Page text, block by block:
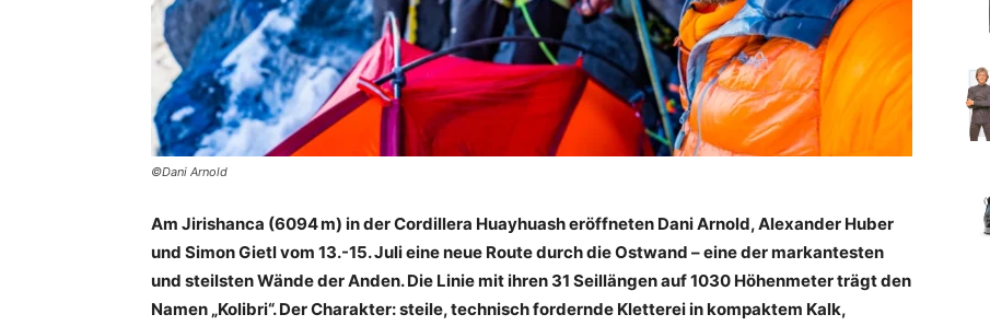
©Dani Arnold
Am Jirishanca (6094 m) in der Cordillera Huayhuash eröffneten Dani Arnold, Alexander Huber
und Simon Gietl vom 13.-15. Juli eine neue Route durch die Ostwand – eine der markantesten
und steilsten Wände der Anden. Die Linie mit ihren 31 Seillängen auf 1030 Höhenmeter trägt den
Namen „Kolibri“. Der Charakter: steile, technisch fordernde Kletterei in kompaktem Kalk,